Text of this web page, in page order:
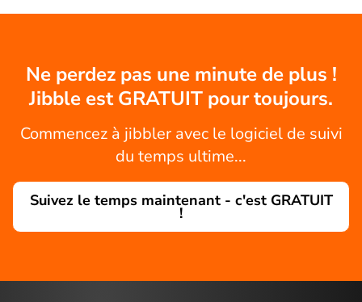
Ne perdez pas une minute de plus !
Jibble est GRATUIT pour toujours.
Commencez à jibbler avec le logiciel de suivi
du temps ultime...
Suivez le temps maintenant - c'est GRATUIT
!